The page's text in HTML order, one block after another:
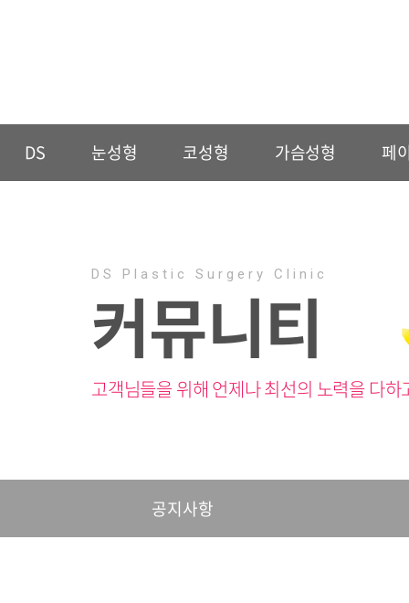
DS 눈성형 코성형 가슴성형 페
DS Plastic Surgery Clinic
커뮤니티
고객님들을 위해 언제나 최선의 노력을 다하
공지사항